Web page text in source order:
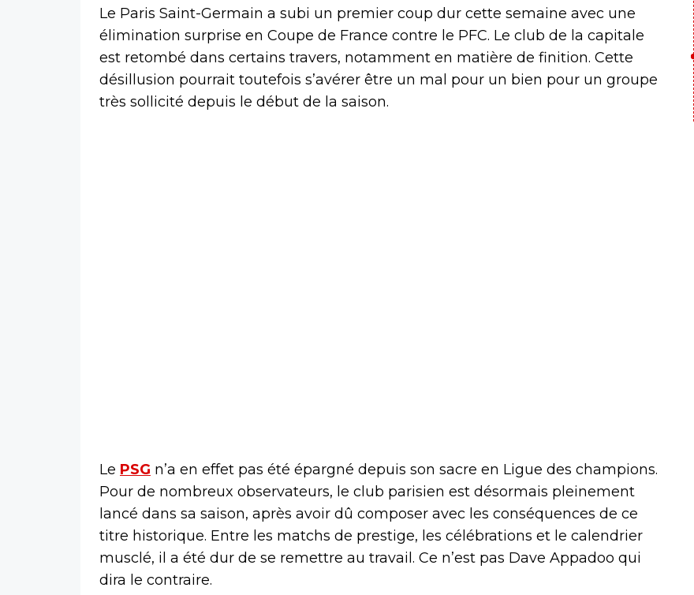
Le Paris Saint-Germain a subi un premier coup dur cette semaine avec une
élimination surprise en Coupe de France contre le PFC. Le club de la capitale
est retombé dans certains travers, notamment en matière de finition. Cette
désillusion pourrait toutefois s’avérer être un mal pour un bien pour un groupe
très sollicité depuis le début de la saison.
Le PSG n’a en effet pas été épargné depuis son sacre en Ligue des champions.
Pour de nombreux observateurs, le club parisien est désormais pleinement
lancé dans sa saison, après avoir dû composer avec les conséquences de ce
titre historique. Entre les matchs de prestige, les célébrations et le calendrier
musclé, il a été dur de se remettre au travail. Ce n’est pas Dave Appadoo qui
dira le contraire.